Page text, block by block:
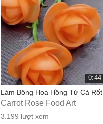
0:44
Làm Bông Hoa Hồng Từ Cà Rốt
Carrot Rose Food Art
3.199 lượt xem